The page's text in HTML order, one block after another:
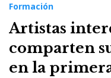
Formación
Artistas
comparten
en la